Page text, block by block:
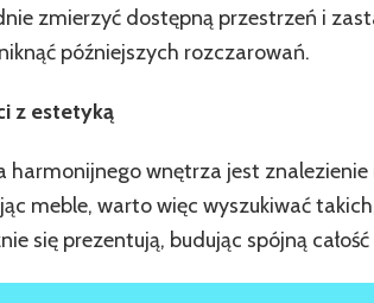
zmierzyć dostępną przestrzeń i
późniejszych rozczarowań.
z estetyką
harmonijnego wnętrza jest
meble, warto więc wyszukiwać
się prezentują, budując spójną